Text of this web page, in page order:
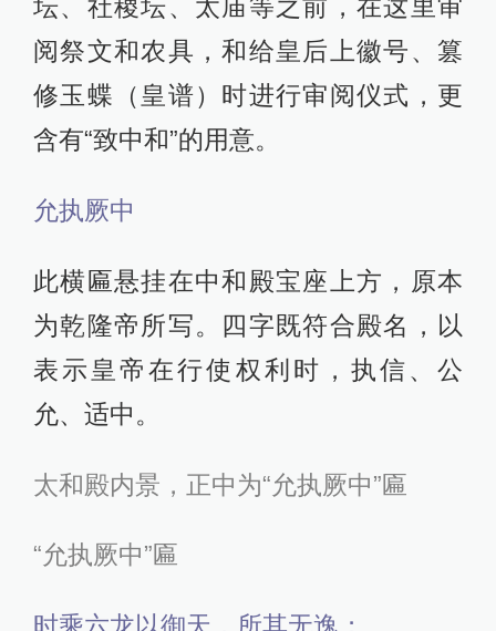
坛、社稷坛、太庙等之前，在这里审
阅祭文和农具，和给皇后上徽号、篡
修玉蝶（皇谱）时进行审阅仪式，更
含有“致中和”的用意。
允执厥中
此横匾悬挂在中和殿宝座上方，原本
为乾隆帝所写。四字既符合殿名，以
表示皇帝在行使权利时，执信、公
允、适中。
太和殿内景，正中为“允执厥中”匾
“允执厥中”匾